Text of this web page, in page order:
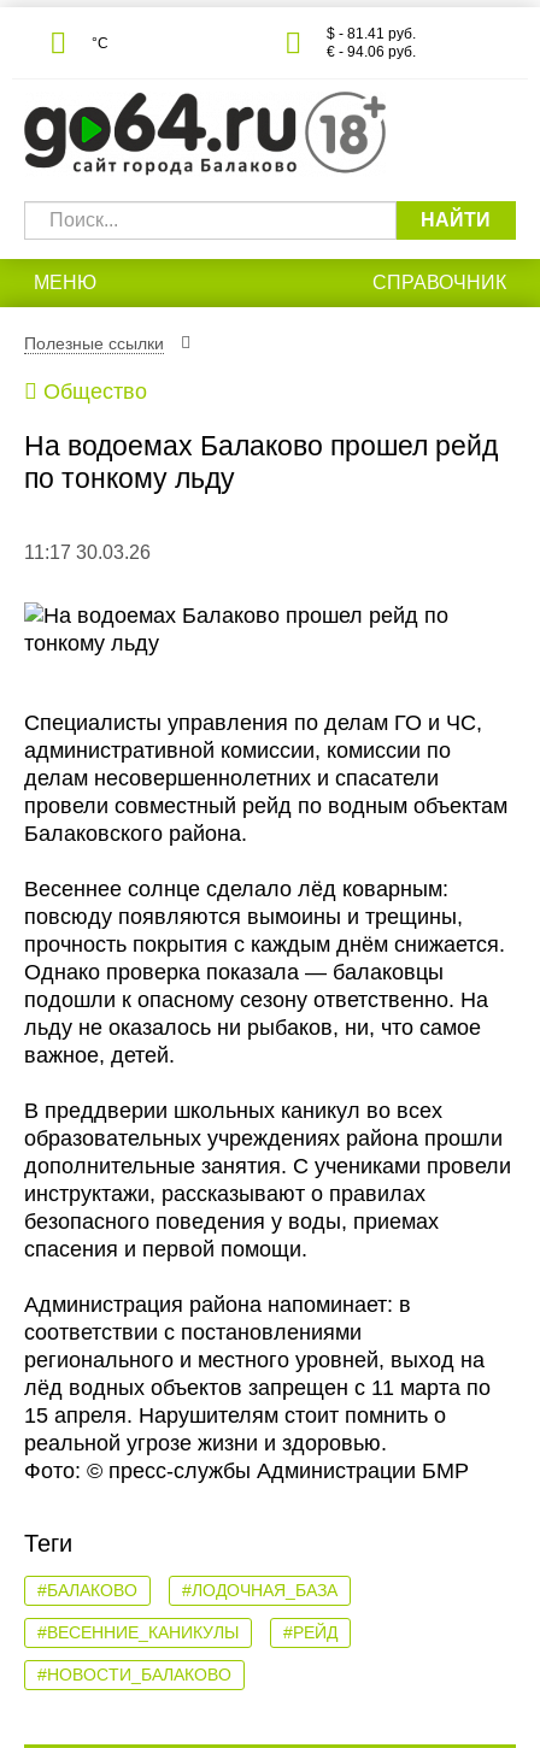
°С
$ - 81.41 руб.
€ - 94.06 руб.
НАЙТИ
МЕНЮ СПРАВОЧНИК
Полезные ссылки
Общество
На водоемах Балаково прошел рейд
по тонкому льду
11:17 30.03.26
Специалисты управления по делам ГО и ЧС,
административной комиссии, комиссии по
делам несовершеннолетних и спасатели
провели совместный рейд по водным объектам
Балаковского района.
Весеннее солнце сделало лёд коварным:
повсюду появляются вымоины и трещины,
прочность покрытия с каждым днём снижается.
Однако проверка показала — балаковцы
подошли к опасному сезону ответственно. На
льду не оказалось ни рыбаков, ни, что самое
важное, детей.
В преддверии школьных каникул во всех
образовательных учреждениях района прошли
дополнительные занятия. С учениками провели
инструктажи, рассказывают о правилах
безопасного поведения у воды, приемах
спасения и первой помощи.
Администрация района напоминает: в
соответствии с постановлениями
регионального и местного уровней, выход на
лёд водных объектов запрещен с 11 марта по
15 апреля. Нарушителям стоит помнить о
реальной угрозе жизни и здоровью.
Фото: © пресс-службы Администрации БМР
Теги
#БАЛАКОВО #ЛОДОЧНАЯ_БАЗА
#ВЕСЕННИЕ_КАНИКУЛЫ #РЕЙД
#НОВОСТИ_БАЛАКОВО